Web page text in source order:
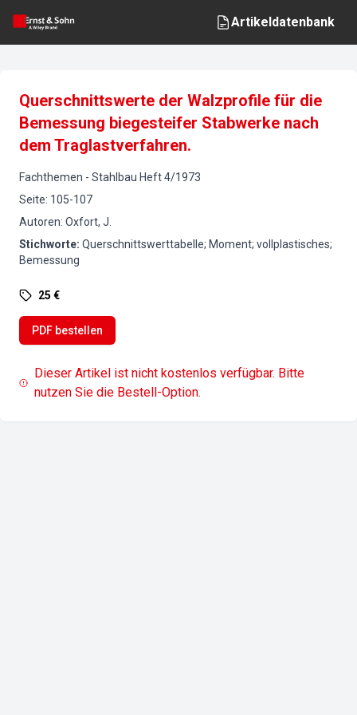
Artikeldatenbank
Querschnittswerte der Walzprofile für die
Bemessung biegesteifer Stabwerke nach
dem Traglastverfahren.
Fachthemen - Stahlbau Heft4/1973
Seite: 105-107
Autoren: Oxfort, J.
Stichworte: Querschnittswerttabelle; Moment; vollplastisches;
Bemessung
25 €
PDF bestellen
Dieser Artikel ist nicht kostenlos verfügbar. Bitte
nutzen Sie die Bestell-Option.